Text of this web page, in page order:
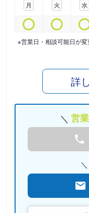
月
火
水
※営業日・相談可能日が
詳
営